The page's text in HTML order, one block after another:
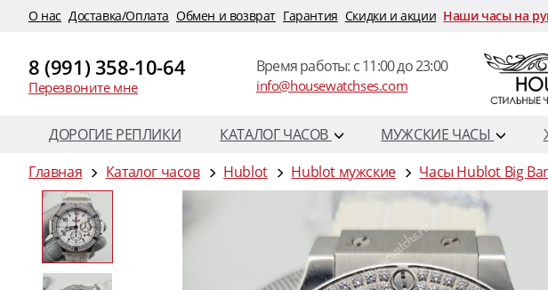
O нас Доставка/Оплата Обмен и возврат Гарантия Скидки и акции Наши часы на
8 (991) 358-10-64
Перезвоните мне
Время работы: c 11:00 до 23:00
info@housewatchses.com
ДОРОГИЕ РЕПЛИКИ КАТАЛОГ ЧАСОВ МУЖСКИЕ ЧАСЫ
Главная
Каталог часов Hublot Hublot мужские Часы Hublot Big